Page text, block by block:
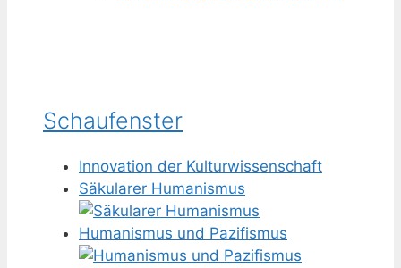
Schaufenster
Innovation der Kulturwissenschaft
Säkularer Humanismus
Humanismus und Pazifismus